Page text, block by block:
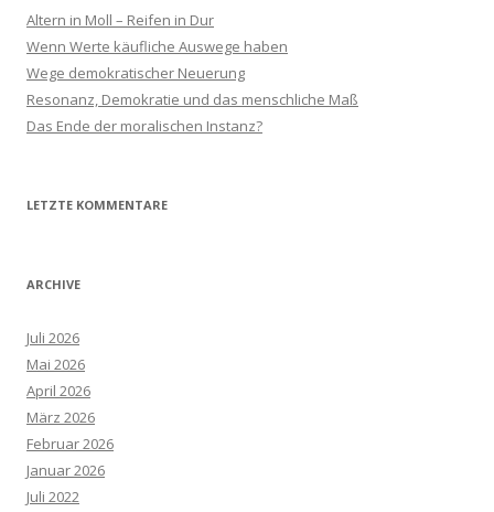
n
a
c
h
:
Altern in Moll – Reifen in Dur
Wenn Werte käufliche Auswege haben
Wege demokratischer Neuerung
Resonanz, Demokratie und das menschliche Maß
Das Ende der moralischen Instanz?
LETZTE KOMMENTARE
ARCHIVE
Juli 2026
Mai 2026
April 2026
März 2026
Februar 2026
Januar 2026
Juli 2022